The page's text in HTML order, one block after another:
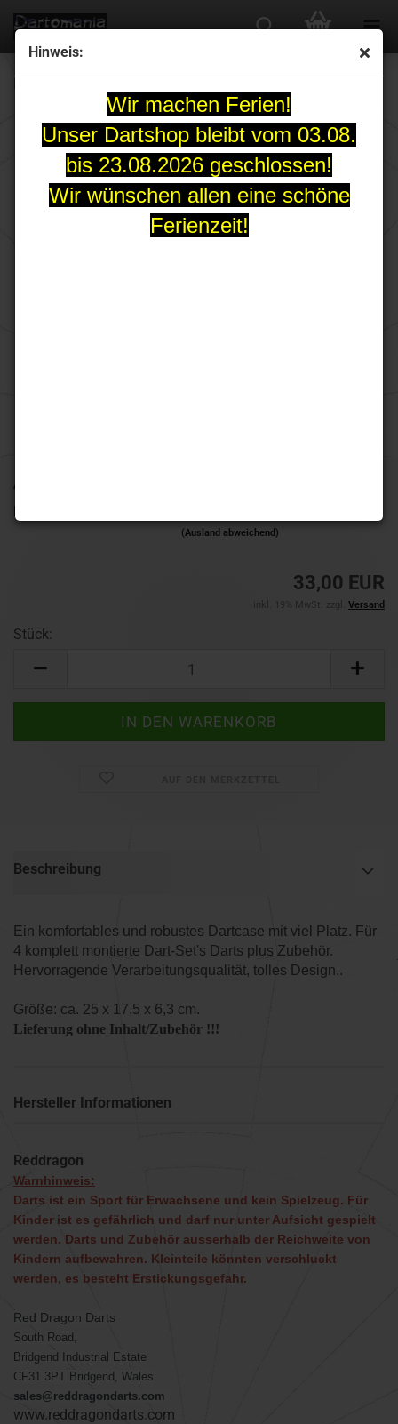
Hinweis:
Wir machen Ferien!
Unser Dartshop bleibt vom 03.08.
bis 23.08.2026 geschlossen!
Wir wünschen allen eine schöne
Ferienzeit!
Art.Nr.:
Lieferzeit:
(Ausland abweichend)
33,00 EUR
inkl. 19% MwSt. zzgl. Versand
Stück:
Beschreibung
Ein komfortables und robustes Dartcase mit viel Platz. Für
4 komplett montierte Dart-Set's Darts plus Zubehör.
Hervorragende Verarbeitungsqualität, tolles Design..
Größe: ca. 25 x 17,5 x 6,3 cm.
Lieferung ohne Inhalt/Zubehör !!!
Hersteller Informationen
Reddragon
Warnhinweis:
Darts ist ein Sport für Erwachsene und kein Spielzeug. Für
Kinder ist es gefährlich und darf nur unter Aufsicht gespielt
werden. Darts und Zubehör ausserhalb der Reichweite von
Kindern aufbewahren. Kleinteile könnten verschluckt
werden, es besteht Erstickungsgefahr.
Red Dragon Darts
South Road,
Bridgend Industrial Estate
CF31 3PT Bridgend, Wales
sales@reddragondarts.com
www.reddragondarts.com